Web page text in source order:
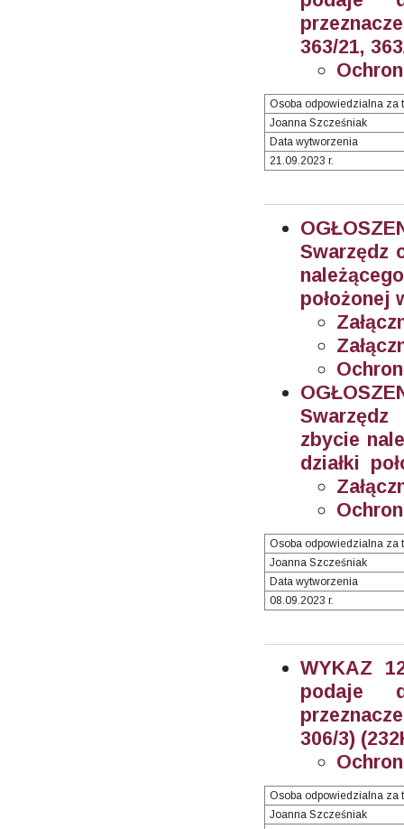
363/21,
Osoba odpowiedzialna za
Joanna Szcześniak
Data wytworzenia
21.09.2023 r.
Swarzędz
położonej
zbycie
działki
Osoba odpowiedzialna za
Joanna Szcześniak
Data wytworzenia
08.09.2023 r.
WYKAZ
podaje
306/3)
Osoba odpowiedzialna za
Joanna Szcześniak